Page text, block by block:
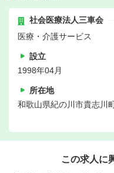
社会医療法人三車会
医療・介護サービス
設立
1998年04月
所在地
和歌山県紀の川市貴志川
この求人に